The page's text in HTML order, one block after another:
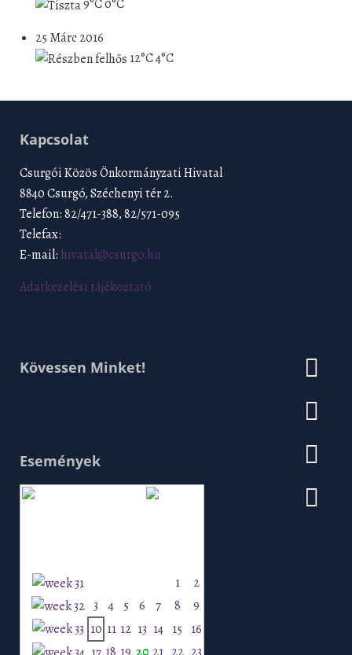
9°C0°C
25 Márc 2016
12°C4°C
Kapcsolat
Csurgói Közös Önkormányzati Hivatal
8840 Csurgó, Széchenyi tér 2.
Telefon: 82/471-388, 82/571-095
Telefax:
E-mail: hivatal@csurgo.hu
Adatkezelési tájékoztató
Kövessen Minket!
Események
1
2
3
4 5 6 7 8
9
10 11 12 13 14 15 16